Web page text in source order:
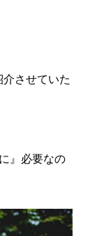
させていた
』必要なの